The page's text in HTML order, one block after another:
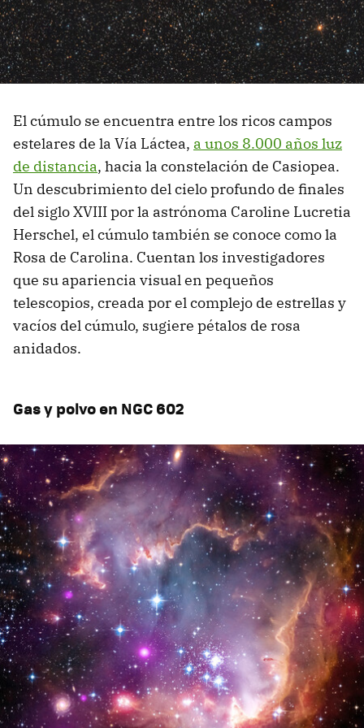
El cúmulo se encuentra entre los ricos campos
estelares de la Vía Láctea, a unos 8.000 años luz
de distancia, hacia la constelación de Casiopea.
Un descubrimiento del cielo profundo de finales
del siglo XVIII por la astrónoma Caroline Lucretia
Herschel, el cúmulo también se conoce como la
Rosa de Carolina. Cuentan los investigadores
que su apariencia visual en pequeños
telescopios, creada por el complejo de estrellas y
vacíos del cúmulo, sugiere pétalos de rosa
anidados.
Gas y polvo en NGC 602